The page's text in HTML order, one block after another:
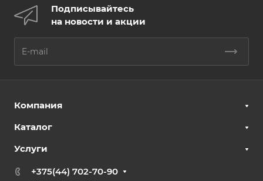
Подписывайтесь
на новости и акции
Компания
Каталог
Услуги
+375(44) 702-70-90